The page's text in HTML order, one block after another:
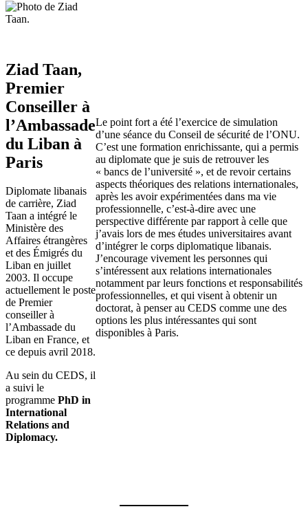
Ziad Taan,
Premier
Conseiller à
l’Ambassade
du Liban à
Paris
Diplomate libanais
de carrière, Ziad
Taan a intégré le
Ministère des
Affaires étrangères
et des Émigrés du
Liban en juillet
2003. Il occupe
actuellement le poste
de Premier
conseiller à
l’Ambassade du
Liban en France, et
ce depuis avril 2018.
Au sein du CEDS, il
a suivi le
programme PhD in
International
Relations and
Diplomacy.
Le point fort a été l’exercice de simulation
d’une séance du Conseil de sécurité de l’ONU.
C’est une formation enrichissante, qui a permis
au diplomate que je suis de retrouver les
« bancs de l’université », et de revoir certains
aspects théoriques des relations internationales,
après les avoir expérimentées dans ma vie
professionnelle, c’est-à-dire avec une
perspective différente par rapport à celle que
j’avais lors de mes études universitaires avant
d’intégrer le corps diplomatique libanais.
J’encourage vivement les personnes qui
s’intéressent aux relations internationales
notamment par leurs fonctions et responsabilités
professionnelles, et qui visent à obtenir un
doctorat, à penser au CEDS comme une des
options les plus intéressantes qui sont
disponibles à Paris.